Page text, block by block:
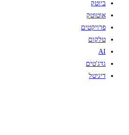
ביוטק
אוטוטק
פרויקטים
טלקום
AI
גדג'טים
דיגיטל